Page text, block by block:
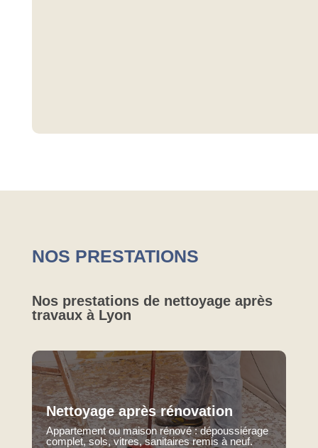
NOS PRESTATIONS
Nos prestations de nettoyage après
travaux à Lyon
Nettoyage après rénovation
Appartement ou maison rénové : dépoussiérage
complet, sols, vitres, sanitaires remis à neuf.